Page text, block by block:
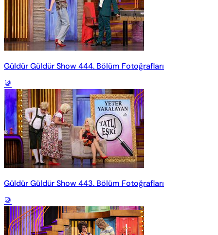
Güldür Güldür Show 444. Bölüm Fotoğrafları
Güldür Güldür Show 443. Bölüm Fotoğrafları